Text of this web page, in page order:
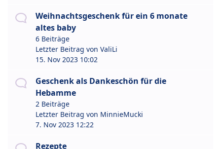
Weihnachtsgeschenk für ein 6 monate
altes baby
6 Beiträge
Letzter Beitrag von ValiLi
15. Nov 2023 10:02
Geschenk als Dankeschön für die
Hebamme
2 Beiträge
Letzter Beitrag von MinnieMucki
7. Nov 2023 12:22
Rezepte